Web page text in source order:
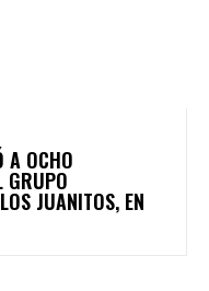
A OCHO
GRUPO
JUANITOS, EN